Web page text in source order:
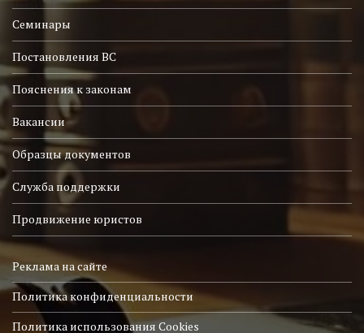
Семинары
Постановления ВС
Пояснения к законам
Вакансии
Образцы документов
Служба поддержки
Продвижение юристов
Реклама на сайте
Политика конфиденциальности
Политика использования Cookies